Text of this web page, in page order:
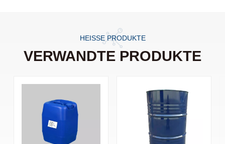
HEISSE PRODUKTE
VERWANDTE PRODUKTE